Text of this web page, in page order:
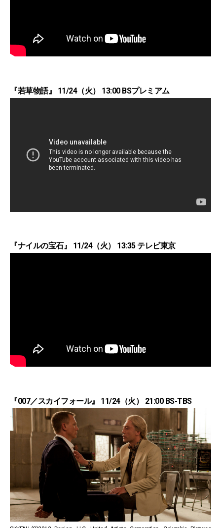
『若草物語』 11/24（火） 13:00 BSプレミアム
『ナイルの宝石』 11/24（火） 13:35 テレビ東京
『007／スカイフォール』 11/24（火） 21:00 BS-TBS